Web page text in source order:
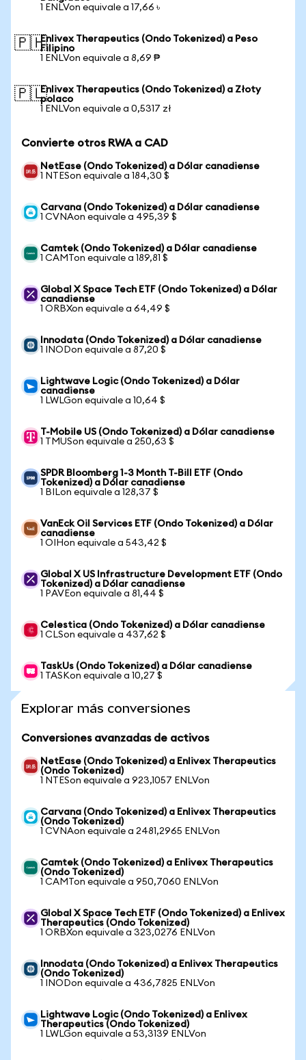
1 ENLVon equivale a 17,66 ৳
🇵🇭Enlivex Therapeutics (Ondo Tokenized) a Peso
Filipino
1 ENLVon equivale a 8,69 ₱
🇵🇱Enlivex Therapeutics (Ondo Tokenized) a Złoty
polaco
1 ENLVon equivale a 0,5317 zł
Convierte otros RWA a CAD
NetEase (Ondo Tokenized) a Dólar canadiense
1 NTESon equivale a 184,30 $
Carvana (Ondo Tokenized) a Dólar canadiense
1 CVNAon equivale a 495,39 $
Camtek (Ondo Tokenized) a Dólar canadiense
1 CAMTon equivale a 189,81 $
Global X Space Tech ETF (Ondo Tokenized) a Dólar
canadiense
1 ORBXon equivale a 64,49 $
Innodata (Ondo Tokenized) a Dólar canadiense
1 INODon equivale a 87,20 $
Lightwave Logic (Ondo Tokenized) a Dólar
canadiense
1 LWLGon equivale a 10,64 $
T-Mobile US (Ondo Tokenized) a Dólar canadiense
1 TMUSon equivale a 250,63 $
SPDR Bloomberg 1-3 Month T-Bill ETF (Ondo
Tokenized) a Dólar canadiense
1 BILon equivale a 128,37 $
VanEck Oil Services ETF (Ondo Tokenized) a Dólar
canadiense
1 OIHon equivale a 543,42 $
Global X US Infrastructure Development ETF (Ondo
Tokenized) a Dólar canadiense
1 PAVEon equivale a 81,44 $
Celestica (Ondo Tokenized) a Dólar canadiense
1 CLSon equivale a 437,62 $
TaskUs (Ondo Tokenized) a Dólar canadiense
1 TASKon equivale a 10,27 $
Explorar más conversiones
Conversiones avanzadas de activos
NetEase (Ondo Tokenized) a Enlivex Therapeutics
(Ondo Tokenized)
1 NTESon equivale a 923,1057 ENLVon
Carvana (Ondo Tokenized) a Enlivex Therapeutics
(Ondo Tokenized)
1 CVNAon equivale a 2481,2965 ENLVon
Camtek (Ondo Tokenized) a Enlivex Therapeutics
(Ondo Tokenized)
1 CAMTon equivale a 950,7060 ENLVon
Global X Space Tech ETF (Ondo Tokenized) a Enlivex
Therapeutics (Ondo Tokenized)
1 ORBXon equivale a 323,0276 ENLVon
Innodata (Ondo Tokenized) a Enlivex Therapeutics
(Ondo Tokenized)
1 INODon equivale a 436,7825 ENLVon
Lightwave Logic (Ondo Tokenized) a Enlivex
Therapeutics (Ondo Tokenized)
1 LWLGon equivale a 53,3139 ENLVon